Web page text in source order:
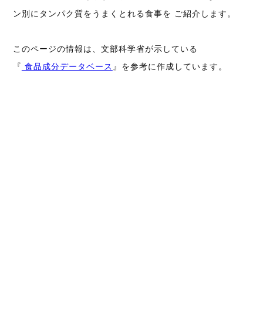
ン別にタンパク質をうまくとれる食事を ご紹介します。
このページの情報は、文部科学省が示している
『 食品成分データベース 』を参考に作成しています。